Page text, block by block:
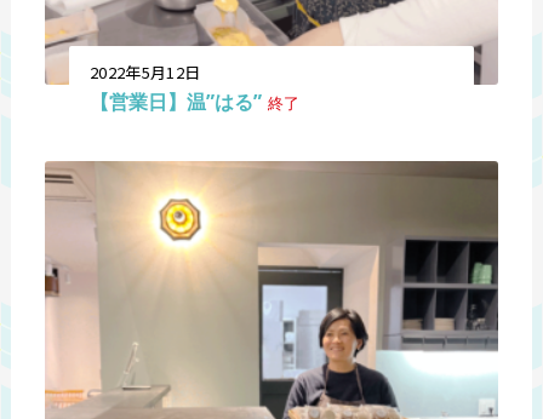
2022年5月12日
【営業日】温”はる” 終了